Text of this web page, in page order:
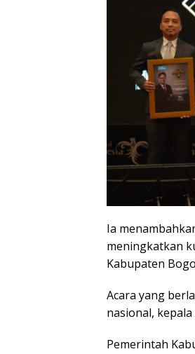
Ia
meningkatkan
Kabupaten
Acara yang
nasional,
Pemerintah